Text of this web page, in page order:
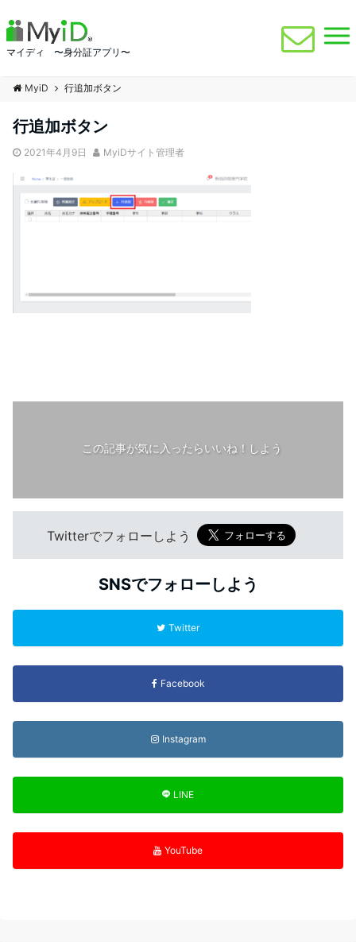
マイディ 〜身分証アプリ〜
MyiD 行追加ボタン
行追加ボタン
2021年4月9日 MyiDサイト管理者
この記事が気に入ったらいいね！しよう
Twitterでフォローしよう
SNSでフォローしよう
Twitter
Facebook
Instagram
LINE
YouTube